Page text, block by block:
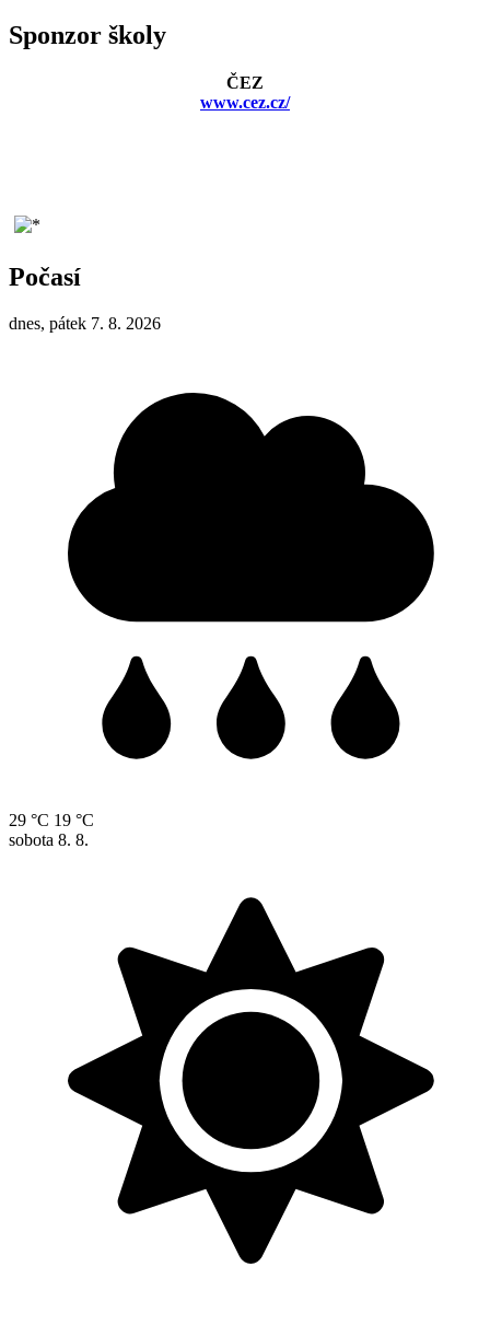
Sponzor školy
ČEZ
www.cez.cz/
Počasí
dnes, pátek 7. 8. 2026
29 °C 19 °C
sobota 8. 8.